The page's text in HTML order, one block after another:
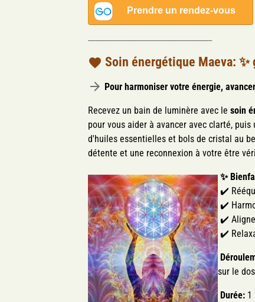
Soin énergétique Maeva: ✨
Pour harmoniser votre énergie,
Recevez un bain de luminère avec lesoin
pour vous aider à avancer avec clarté, puis
d'huiles essentielles et bols de cristal au
détente et une reconnexion à votre être
✨
✔️
✔️
✔️
✔️
sur le
Durée: 1